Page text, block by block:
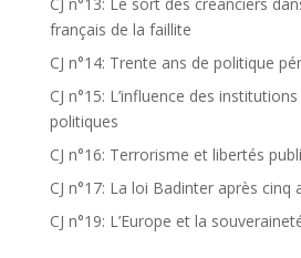
français de la faillite
CJ n°14: Trente ans de politique
CJ n°15: L’influence des
politiques
CJ n°16: Terrorisme et libertés
CJ n°17: La loi Badinter après cinq
CJ n°19: L’Europe et la